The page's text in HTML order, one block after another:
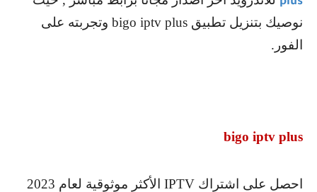
نوصيك بتنزيل تطبيق bigo iptv plus وتجربته على
الفور.
bigo iptv plus
احصل على اشتراك IPTV
الأكثر موثوقية لعام 2023